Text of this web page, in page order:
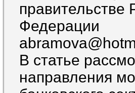
правительстве
Федерации
В статье
направления